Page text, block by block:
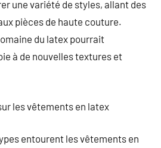
une variété de styles, allant des
pièces de haute couture.
du latex pourrait
à de nouvelles textures et
les vêtements en latex
entourent les vêtements en